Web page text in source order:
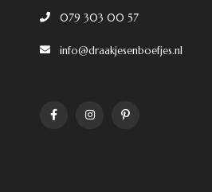
079 303 00 57
info@draakjesenboefjes.nl